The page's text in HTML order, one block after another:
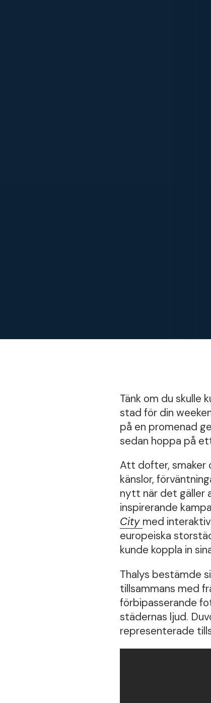
Tänk om du skulle
stad för din
på en promenad
sedan hoppa på
Att dofter, smaker
känslor,
nytt när det gäller
inspirerande
City med
europeiska
kunde koppla in
Thalys bestämde
tillsammans med
förbipasserande
städernas ljud.
representerade